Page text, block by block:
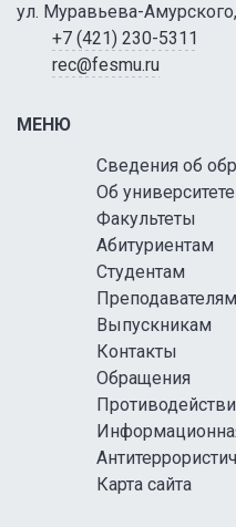
ул. Муравьева-
+7 (421) 230-5311
rec@fesmu.ru
МЕНЮ
Сведения об
Об университете
Факультеты
Абитуриентам
Студентам
Преподавателям
Выпускникам
Контакты
Обращения
Карта сайта